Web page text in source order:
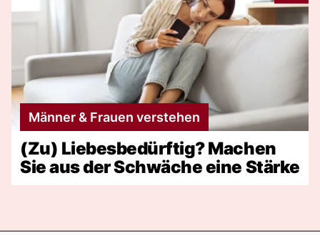
Männer & Frauen verstehen
(Zu) Liebesbedürftig? Machen
Sie aus der Schwäche eine Stärke